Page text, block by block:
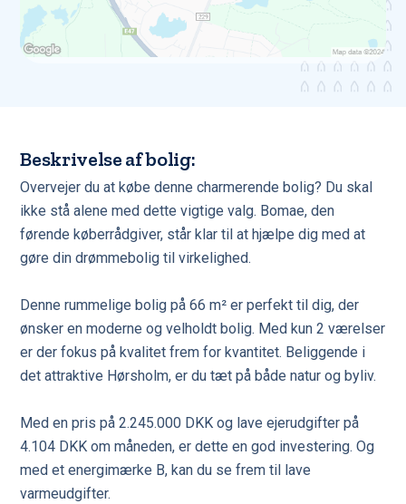
Beskrivelse af bolig:
Overvejer du at købe denne charmerende bolig? Du skal
ikke stå alene med dette vigtige valg. Bomae, den
førende køberrådgiver, står klar til at hjælpe dig med at
gøre din drømmebolig til virkelighed.
Denne rummelige bolig på 66 m² er perfekt til dig, der
ønsker en moderne og velholdt bolig. Med kun 2 værelser
er der fokus på kvalitet frem for kvantitet. Beliggende i
det attraktive Hørsholm, er du tæt på både natur og byliv.
Med en pris på 2.245.000 DKK og lave ejerudgifter på
4.104 DKK om måneden, er dette en god investering. Og
med et energimærke B, kan du se frem til lave
varmeudgifter.